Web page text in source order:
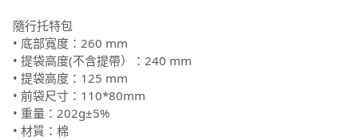
隨行托特包
• 底部寬度：260 mm
• 提袋高度(不含提帶）：240 mm
• 提袋高度：125 mm
• 前袋尺寸：110*80mm
• 重量：202g±5%
• 材質：棉